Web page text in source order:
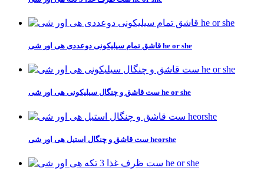
قاشق تمام سیلیکونی دوعددی هی اور شی he or she
ست قاشق و چنگال سیلیکونی هی اور شی he or she
ست قاشق و چنگال استیل هی اور شی heorshe